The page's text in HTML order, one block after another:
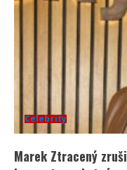
Celebrity
Marek Ztracený